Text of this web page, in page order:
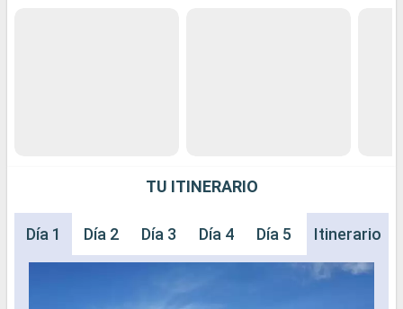
TU ITINERARIO
Día 1 Día 2 Día 3 Día 4 Día 5 Día 6 Día
Itinerario